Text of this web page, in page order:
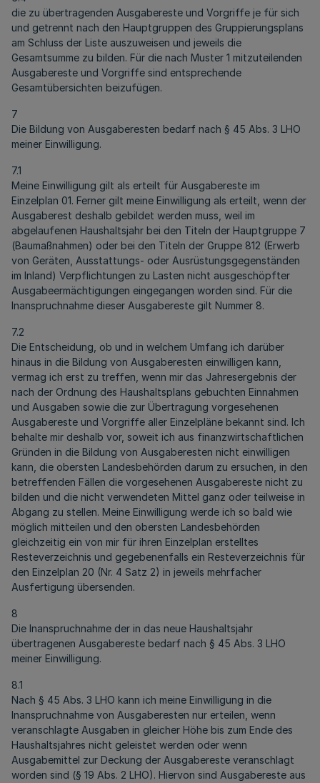
die zu übertragenden Ausgabereste und Vorgriffe je für sich
und getrennt nach den Hauptgruppen des Gruppierungsplans
am Schluss der Liste auszuweisen und jeweils die
Gesamtsumme zu bilden. Für die nach Muster 1 mitzuteilenden
Ausgabereste und Vorgriffe sind entsprechende
Gesamtübersichten beizufügen.
7
Die Bildung von Ausgaberesten bedarf nach § 45 Abs. 3 LHO
meiner Einwilligung.
7.1
Meine Einwilligung gilt als erteilt für Ausgabereste im
Einzelplan 01. Ferner gilt meine Einwilligung als erteilt, wenn der
Ausgaberest deshalb gebildet werden muss, weil im
abgelaufenen Haushaltsjahr bei den Titeln der Hauptgruppe 7
(Baumaßnahmen) oder bei den Titeln der Gruppe 812 (Erwerb
von Geräten, Ausstattungs- oder Ausrüstungsgegenständen
im Inland) Verpflichtungen zu Lasten nicht ausgeschöpfter
Ausgabeermächtigungen eingegangen worden sind. Für die
Inanspruchnahme dieser Ausgabereste gilt Nummer 8.
7.2
Die Entscheidung, ob und in welchem Umfang ich darüber
hinaus in die Bildung von Ausgaberesten einwilligen kann,
vermag ich erst zu treffen, wenn mir das Jahresergebnis der
nach der Ordnung des Haushaltsplans gebuchten Einnahmen
und Ausgaben sowie die zur Übertragung vorgesehenen
Ausgabereste und Vorgriffe aller Einzelpläne bekannt sind. Ich
behalte mir deshalb vor, soweit ich aus finanzwirtschaftlichen
Gründen in die Bildung von Ausgaberesten nicht einwilligen
kann, die obersten Landesbehörden darum zu ersuchen, in den
betreffenden Fällen die vorgesehenen Ausgabereste nicht zu
bilden und die nicht verwendeten Mittel ganz oder teilweise in
Abgang zu stellen. Meine Einwilligung werde ich so bald wie
möglich mitteilen und den obersten Landesbehörden
gleichzeitig ein von mir für ihren Einzelplan erstelltes
Resteverzeichnis und gegebenenfalls ein Resteverzeichnis für
den Einzelplan 20 (Nr. 4 Satz 2) in jeweils mehrfacher
Ausfertigung übersenden.
8
Die Inanspruchnahme der in das neue Haushaltsjahr
übertragenen Ausgabereste bedarf nach § 45 Abs. 3 LHO
meiner Einwilligung.
8.1
Nach § 45 Abs. 3 LHO kann ich meine Einwilligung in die
Inanspruchnahme von Ausgaberesten nur erteilen, wenn
veranschlagte Ausgaben in gleicher Höhe bis zum Ende des
Haushaltsjahres nicht geleistet werden oder wenn
Ausgabemittel zur Deckung der Ausgabereste veranschlagt
worden sind (§ 19 Abs. 2 LHO). Hiervon sind Ausgabereste aus